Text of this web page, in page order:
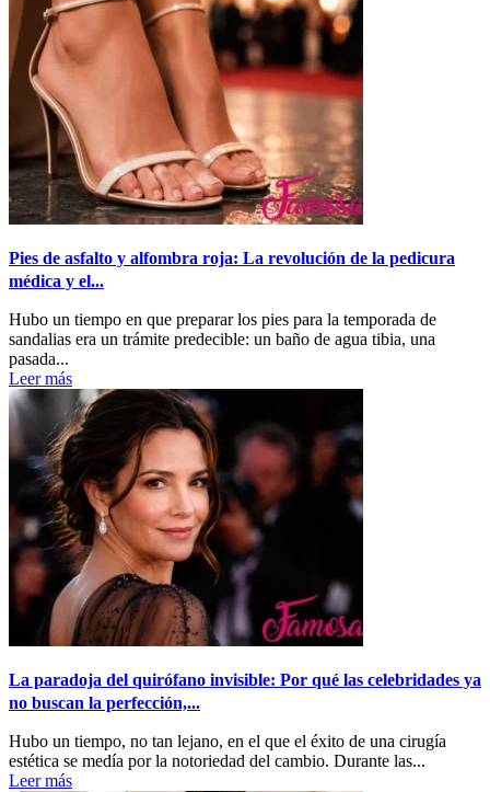
Pies de asfalto y alfombra roja: La revolución de la pedicura
médica y el...
Hubo un tiempo en que preparar los pies para la temporada de
sandalias era un trámite predecible: un baño de agua tibia, una
pasada...
Leer más
La paradoja del quirófano invisible: Por qué las celebridades ya
no buscan la perfección,...
Hubo un tiempo, no tan lejano, en el que el éxito de una cirugía
estética se medía por la notoriedad del cambio. Durante las...
Leer más